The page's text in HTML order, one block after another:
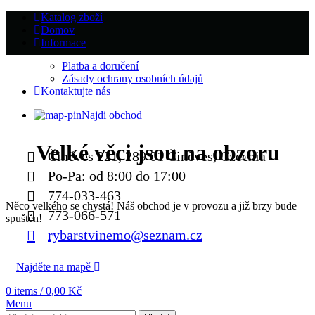
Katalog zboží
Domov
Informace
Platba a doručení
Zásady ochrany osobních údajů
Kontaktujte nás
Najdi obchod
Činěves 221, 289 01 Činěves, Czechia
Po-Pa: od 8:00 do 17:00
774-033-463
773-066-571
rybarstvinemo@seznam.cz
Najděte na mapě
0 items / 0,00 Kč
Menu
Velké věci jsou na obzoru
Něco velkého se chystá! Náš obchod je v provozu a již brzy bude
spuštěn!